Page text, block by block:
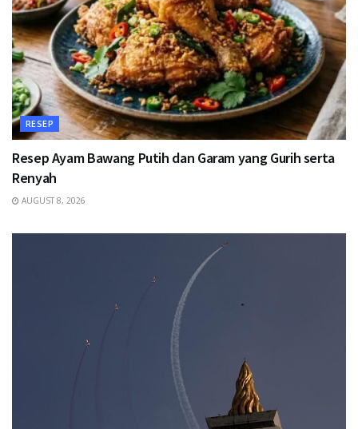
RESEP
Resep Ayam Bawang Putih dan Garam yang Gurih serta
Renyah
AUGUST 8, 2026